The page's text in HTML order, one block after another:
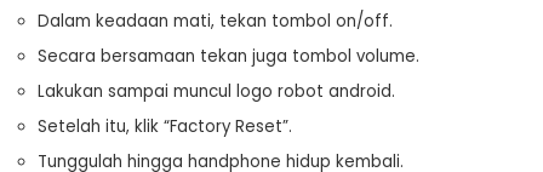
Dalam keadaan mati, tekan tombol on/off.
Secara bersamaan tekan juga tombol volume.
Lakukan sampai muncul logo robot android.
Setelah itu, klik “Factory Reset”.
Tunggulah hingga handphone hidup kembali.